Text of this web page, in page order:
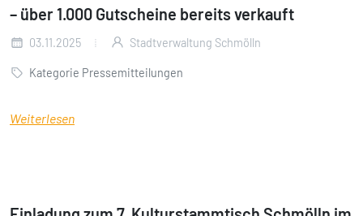
– über 1.000 Gutscheine bereits verkauft
03.11.2025 Stadtverwaltung Schmölln
Kategorie Pressemitteilungen
Weiterlesen